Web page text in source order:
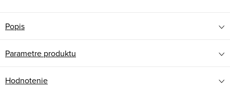
Popis
Parametre produktu
Hodnotenie